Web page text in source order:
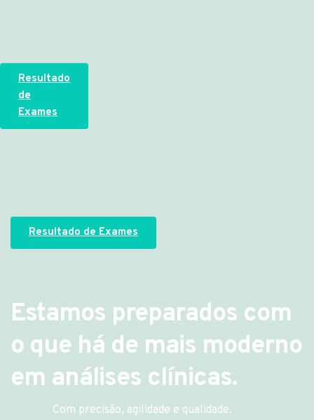
Resultado
de
Exames
Resultado de Exames
Estamos preparados com
o que há de mais moderno
em análises clínicas.
Com precisão, agilidade e qualidade.